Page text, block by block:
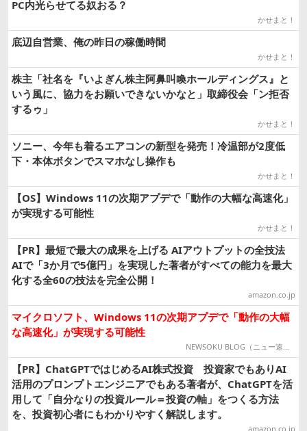
PC内光らせてる奴おる？
かせまと！
底辺自営業、俺の昨日の稼働時間
かせまと！
株主「社名を『いよぎん株主阿鼻叫喚ホールディングス』と
いう風に、協力をお願いできないかなと」取締役会「ン拒否
するゥ」
かせまと！
ソニー、今年も着るエアコンの新型を発売！冷温部が2度低
下・本体ボタンでスマホなし操作も
かせまと！
【OS】Windows 11の次期アプデで「動作の大幅な高速化」
が実現する可能性
かせまと！
【PR】最短で最大の成果を上げる AIアウトプットの全技法
AIで「3か月で5億円」を実現した著者がすべての能力を最大
化する全60の技法を完全公開！
amazon.co.jp
マイクロソフト、Windows 11の次期アプデで「動作の大幅
な高速化」が実現する可能性
NEWSOKU BLOG（ニュー速ブログ）
【PR】ChatGPTではじめるAI株式投資 投資家でもありAI
活用のプロンプトエンジニアでもある著者が、ChatGPTを活
用して「自分なりの投資ルール＝投資の軸」をつくる方法
を、投資初心者にもわかりやすく解説します。
amazon.co.jp